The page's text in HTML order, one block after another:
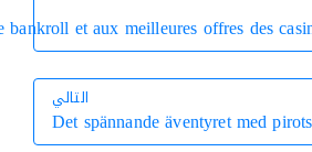
Du premier dépôt au jackpot Bitcoin :